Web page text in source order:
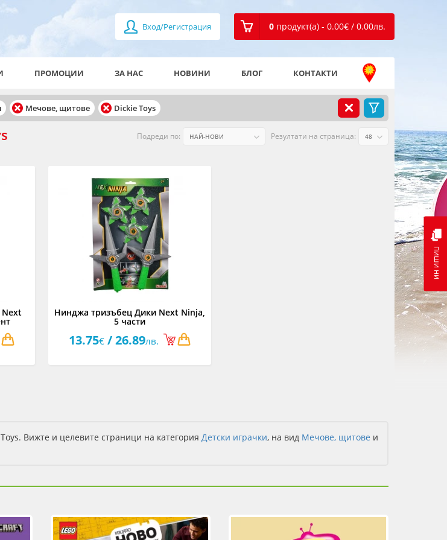
Вход/Регистрация 0 продукт(а) - 0.00€ / 0.00лв.
пиши ни
ПРОМОЦИИ ЗА НАС НОВИНИ БЛОГ КОНТАКТИ
Мечове, щитове Dickie Toys
Подреди по: Резултати на страница:
Next Нинджа тризъбец Дики Next Ninja,
5 части
13.75€ / 26.89лв.
Вижте и целевите страници на категория Детски играчки, на вид Мечове, щитове и